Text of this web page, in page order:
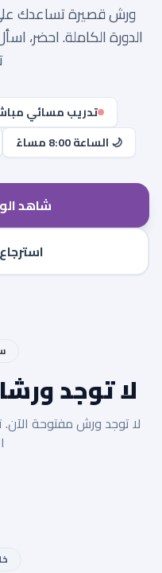
ورش قصيرة تساعدك
الدورة الكاملة. احضر،
تدريب مسائي
🌙 الساعة 8:00 مساءً
شاهد
لا توجد
لا توجد ورش مفتوحة